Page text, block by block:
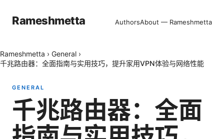
Rameshmetta AuthorsAbout — Rameshmetta
Rameshmetta › General ›
千兆路由器：全面指南与实用技巧，提升家用VPN体验与网络性能
GENERAL
千兆路由器：全面